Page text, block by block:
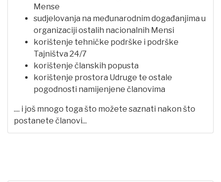
Mense
sudjelovanja na međunarodnim događanjima u
organizaciji ostalih nacionalnih Mensi
korištenje tehničke podrške i podrške
Tajništva 24/7
korištenje članskih popusta
korištenje prostora Udruge te ostale
pogodnosti namijenjene članovima
.... i još mnogo toga što možete saznati nakon što
postanete članovi...